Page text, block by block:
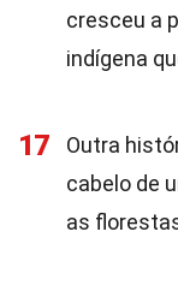
cresceu a
indígena
17
Outra
cabelo de
as